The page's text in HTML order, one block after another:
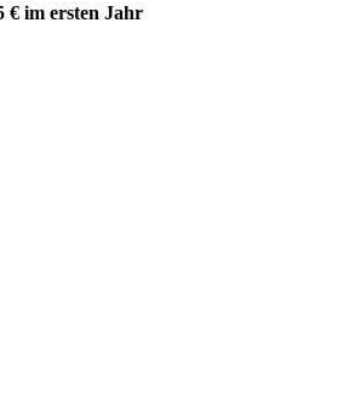
€ im ersten Jahr